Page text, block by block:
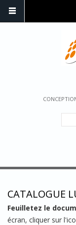
CATALOGUE
Feuilletez le
écran, cliquer sur